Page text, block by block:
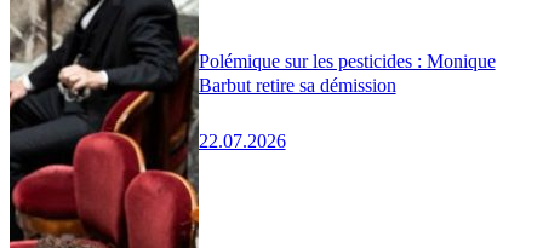
Polémique sur les pesticides : Monique
Barbut retire sa démission
22.07.2026